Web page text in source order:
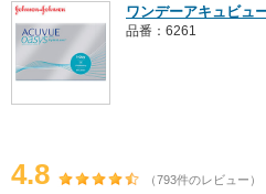
ワンデーアキュビュ
品番：6261
4.8 （793件のレビュー）